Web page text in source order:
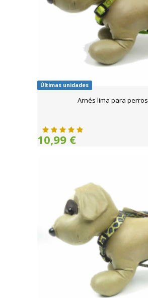
Últimas unidades
Arnés lima para perros
10,99 €